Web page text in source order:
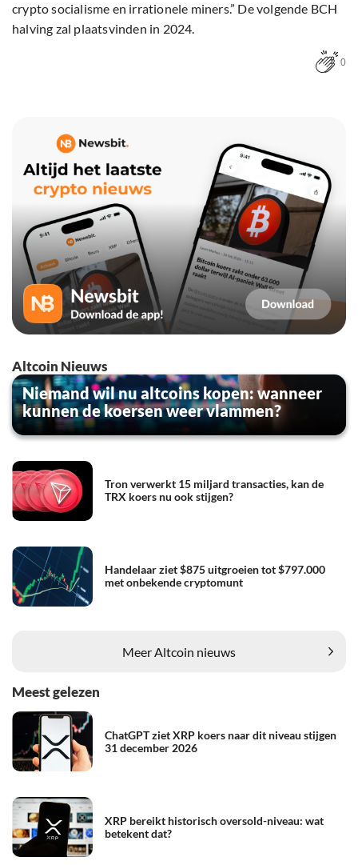
crypto socialisme en irrationele miners.” De volgende BCH
halving zal plaatsvinden in 2024.
0
Altcoin Nieuws
Niemand wil nu altcoins kopen: wanneer
kunnen de koersen weer vlammen?
Tron verwerkt 15 miljard transacties, kan de
TRX koers nu ook stijgen?
Handelaar ziet $875 uitgroeien tot $797.000
met onbekende cryptomunt
Meer Altcoin nieuws
Meest gelezen
ChatGPT ziet XRP koers naar dit niveau stijgen
31 december 2026
XRP bereikt historisch oversold-niveau: wat
betekent dat?